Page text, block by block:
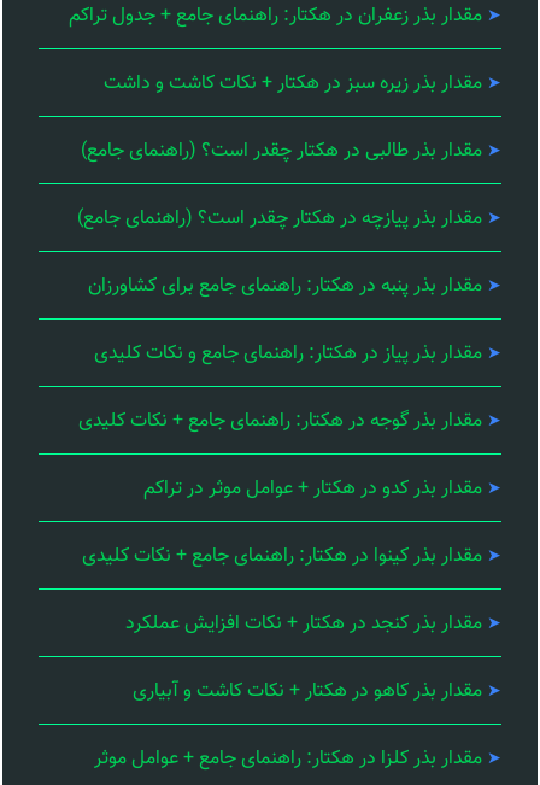
مقدار بذر زعفران در هکتار: راهنمای جامع + جدول تراکم
مقدار بذر زیره سبز در هکتار + نکات کاشت و داشت
مقدار بذر طالبی در هکتار چقدر است؟ (راهنمای جامع)
مقدار بذر پیازچه در هکتار چقدر است؟ (راهنمای جامع)
مقدار بذر پنبه در هکتار: راهنمای جامع برای کشاورزان
مقدار بذر پیاز در هکتار: راهنمای جامع و نکات کلیدی
مقدار بذر گوجه در هکتار: راهنمای جامع + نکات کلیدی
مقدار بذر کدو در هکتار + عوامل موثر در تراکم
مقدار بذر کینوا در هکتار: راهنمای جامع + نکات کلیدی
مقدار بذر کنجد در هکتار + نکات افزایش عملکرد
مقدار بذر کاهو در هکتار + نکات کاشت و آبیاری
مقدار بذر کلزا در هکتار: راهنمای جامع + عوامل موثر